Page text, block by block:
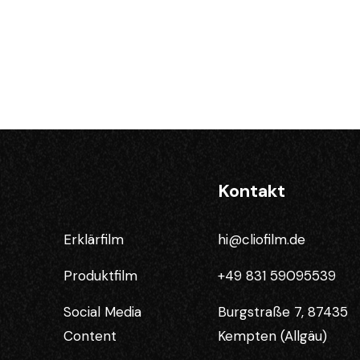
Erklärfilm
Produktfilm
Social Media
Content
Kontakt
hi@cliofilm.de
+49 831 59095539
Burgstraße 7, 87435
Kempten (Allgäu)